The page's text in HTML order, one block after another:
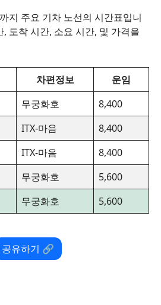
지 주요 기차 노선의 시간표입니
도착 시간, 소요 시간, 및 가격을
차편정보
운임
무궁화호
8,400
ITX-마음
8,400
ITX-마음
8,400
무궁화호
5,600
무궁화호 5,600
공유하기 🔗